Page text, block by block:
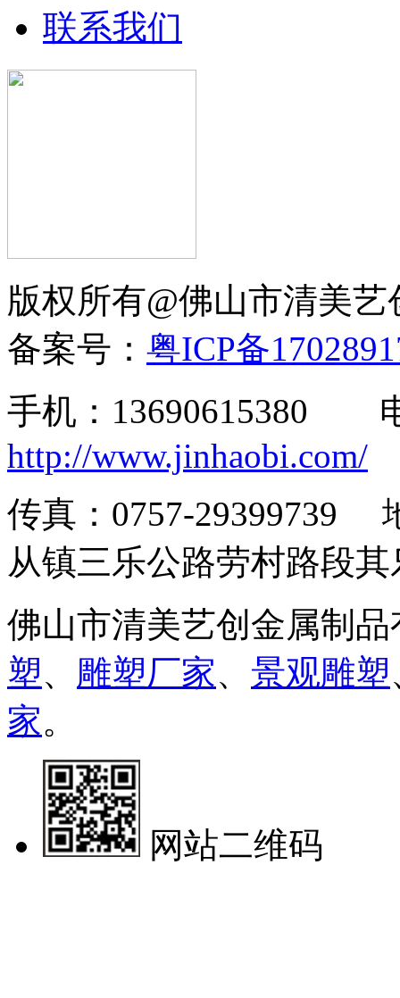
联系我们
版权所有@佛山市清美
备案号： 粤ICP备
手机：13690615380
http://www.jinhaobi.com/
传真：0757-29399739
从镇三乐公路劳村路段
佛山市清美艺创金属制
塑、 雕塑厂家、 景观雕塑
家。
网站二维码